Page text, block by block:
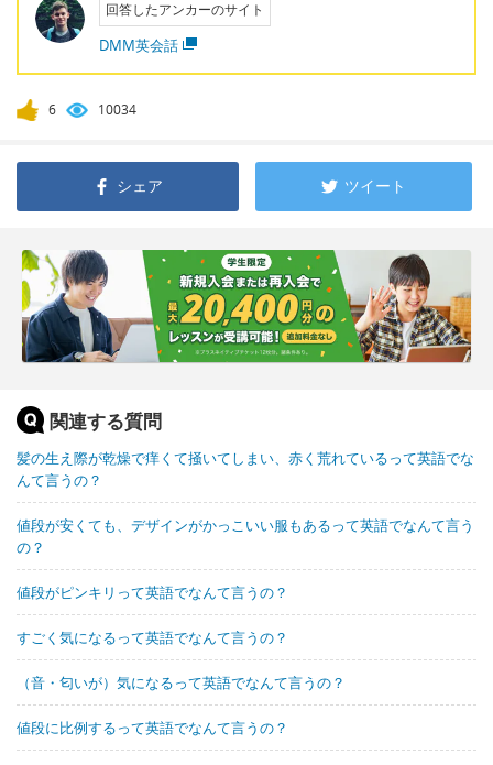
回答したアンカーのサイト
DMM英会話
6 10034
シェア ツイート
関連する質問
髪の生え際が乾燥で痒くて掻いてしまい、赤く荒れているって英語でな
んて言うの？
値段が安くても、デザインがかっこいい服もあるって英語でなんて言う
の？
値段がピンキリって英語でなんて言うの？
すごく気になるって英語でなんて言うの？
（音・匂いが）気になるって英語でなんて言うの？
値段に比例するって英語でなんて言うの？